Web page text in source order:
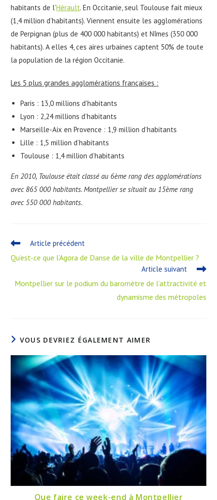
habitants de l’Hérault. En Occitanie, seul Toulouse fait mieux
(1,4 million d’habitants). Viennent ensuite les agglomérations
de Perpignan (plus de 400 000 habitants) et Nîmes (350 000
habitants). A elles 4, ces aires urbaines captent 50% de toute
la population de la région Occitanie.
Les 5 plus grandes agglomérations françaises :
Paris : 13,0 millions d’habitants
Lyon : 2,24 millions d’habitants
Marseille-Aix en Provence : 1,9 million d’habitants
Lille : 1,5 million d’habitants
Toulouse : 1,4 million d’habitants
En 2010, Toulouse était classé au 6ème rang des agglomérations
avec 865 000 habitants. Montpellier se situait au 15ème rang
avec 550 000 habitants.
Article précédent
Qu’est-ce que l’Agora de Danse de la ville de Montpellier ?
Article suivant
Montpellier sur le podium du baromètre de l’attractivité et
dynamisme des métropoles
VOUS DEVRIEZ ÉGALEMENT AIMER
Que faire ce week-end à Montpellier